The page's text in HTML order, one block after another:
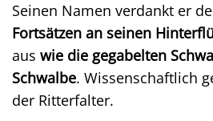
Seinen Namen verdankt er
Fortsätzen an seinen
aus wie die gegabelten
Schwalbe. Wissenschaftlich
der Ritterfalter.